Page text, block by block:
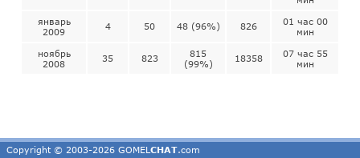
январь
2009
4 50 48 (96%) 826
01 час 00
мин
ноябрь
2008
35 823
815
(99%)
18358
07 час 55
мин
Copyright © 2003-2026 GOMEL CHAT.com